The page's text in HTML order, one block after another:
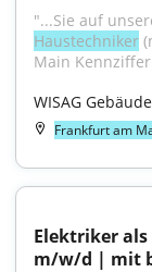
Haustechniker
Main
WISAG
Frankfurt am
Elektriker als
m/w/d | mit